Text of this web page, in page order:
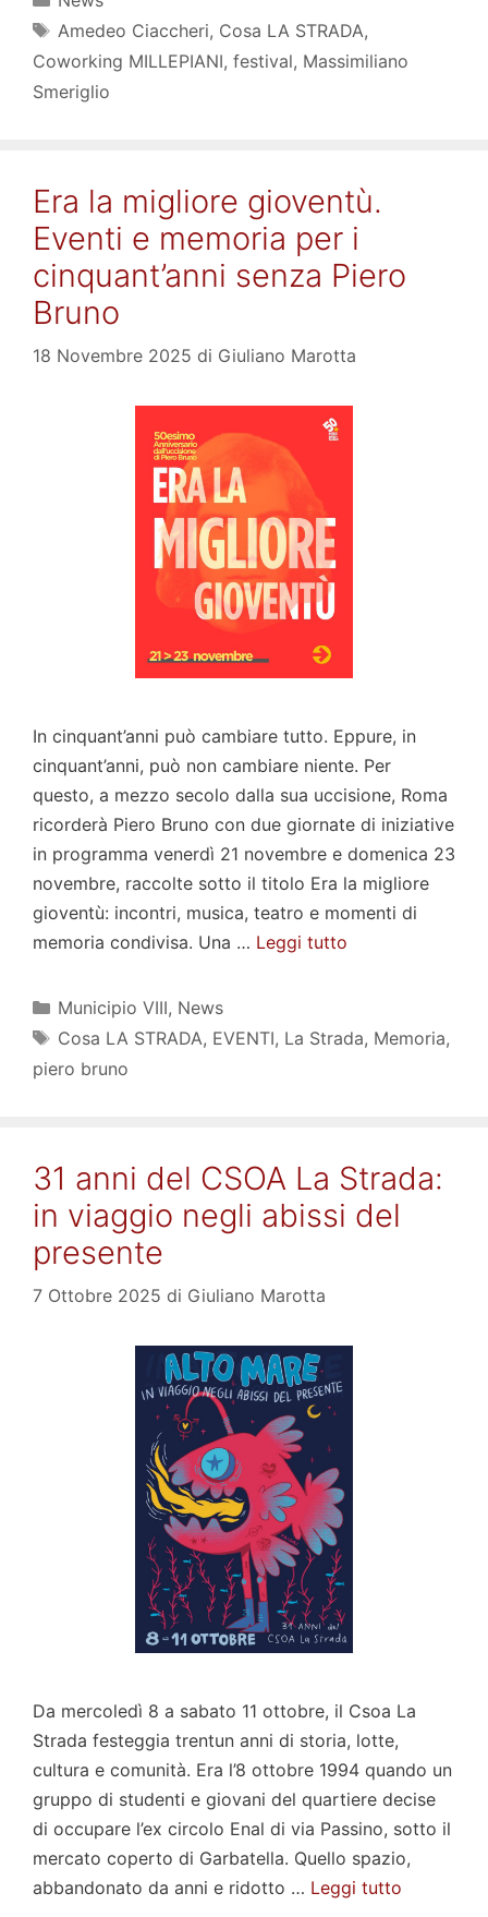
Tag
Amedeo Ciaccheri, Cosa LA STRADA,
Coworking MILLEPIANI, festival, Massimiliano
Smeriglio
Era la migliore gioventù.
Eventi e memoria per i
cinquant’anni senza Piero
Bruno
18 Novembre 2025 di Giuliano Marotta
In cinquant’anni può cambiare tutto. Eppure, in
cinquant’anni, può non cambiare niente. Per
questo, a mezzo secolo dalla sua uccisione, Roma
ricorderà Piero Bruno con due giornate di iniziative
in programma venerdì 21 novembre e domenica 23
novembre, raccolte sotto il titolo Era la migliore
gioventù: incontri, musica, teatro e momenti di
memoria condivisa. Una … Leggi tutto
Categorie
Municipio VIII, News
Tag
Cosa LA STRADA, EVENTI, La Strada, Memoria,
piero bruno
31 anni del CSOA La Strada:
in viaggio negli abissi del
presente
7 Ottobre 2025 di Giuliano Marotta
Da mercoledì 8 a sabato 11 ottobre, il Csoa La
Strada festeggia trentun anni di storia, lotte,
cultura e comunità. Era l’8 ottobre 1994 quando un
gruppo di studenti e giovani del quartiere decise
di occupare l’ex circolo Enal di via Passino, sotto il
mercato coperto di Garbatella. Quello spazio,
abbandonato da anni e ridotto … Leggi tutto